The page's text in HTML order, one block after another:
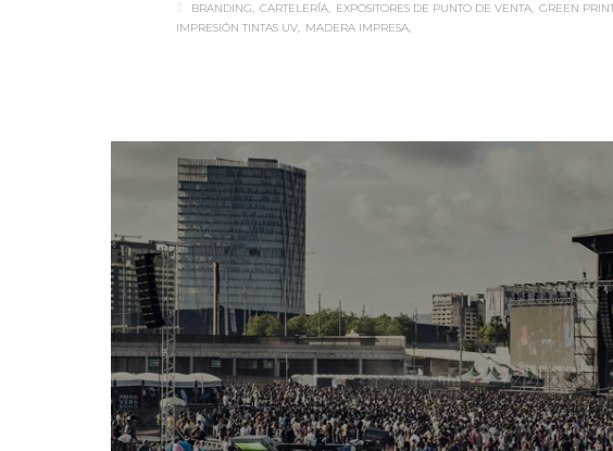
BRANDING CARTELERÍA EXPOSITORES DE PUNTO DE VENTA GREEN
IMPRESIÓN TINTAS UV
MADERA IMPRESA